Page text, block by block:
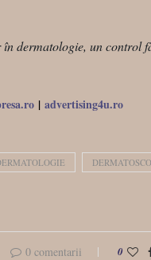
dermatologie, un control
| advertising4u.ro
0 comentarii 0